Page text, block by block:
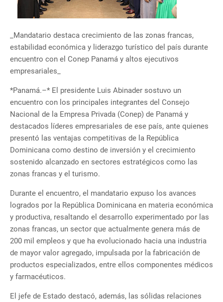
_Mandatario destaca crecimiento de las zonas francas,
estabilidad económica y liderazgo turístico del país durante
encuentro con el Conep Panamá y altos ejecutivos
empresariales_
*Panamá.–* El presidente Luis Abinader sostuvo un
encuentro con los principales integrantes del Consejo
Nacional de la Empresa Privada (Conep) de Panamá y
destacados líderes empresariales de ese país, ante quienes
presentó las ventajas competitivas de la República
Dominicana como destino de inversión y el crecimiento
sostenido alcanzado en sectores estratégicos como las
zonas francas y el turismo.
Durante el encuentro, el mandatario expuso los avances
logrados por la República Dominicana en materia económica
y productiva, resaltando el desarrollo experimentado por las
zonas francas, un sector que actualmente genera más de
200 mil empleos y que ha evolucionado hacia una industria
de mayor valor agregado, impulsada por la fabricación de
productos especializados, entre ellos componentes médicos
y farmacéuticos.
El jefe de Estado destacó, además, las sólidas relaciones